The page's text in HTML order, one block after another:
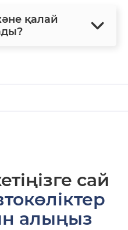
қалай
сай
алыңыз